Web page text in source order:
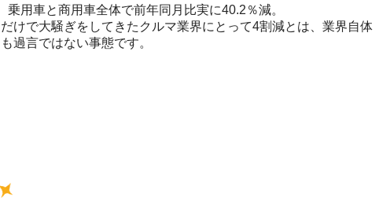
乗用車と商用車全体で前年同月比実に40.2％減。
けで大騒ぎをしてきたクルマ業界にとって4割減とは、業界自体
過言ではない事態です。